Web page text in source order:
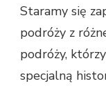
Staramy się
podróży z
podróży,
specjalną